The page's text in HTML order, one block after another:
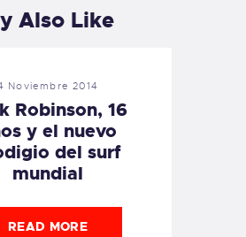
Also Like
Noviembre 2014
Robinson, 16
y el nuevo
del surf
mundial
READ MORE